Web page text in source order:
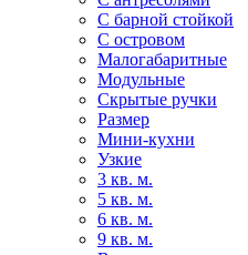
С барной стойкой
С островом
Малогабаритные
Модульные
Скрытые ручки
Размер
Мини-кухни
Узкие
3 кв. м.
5 кв. м.
6 кв. м.
9 кв. м.